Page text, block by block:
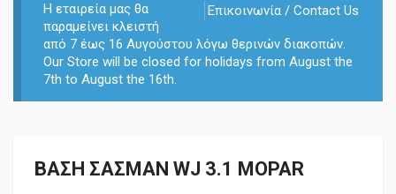
Επικοινωνία / Contact Us
Η εταιρεία μας θα
παραμείνει κλειστή
από 7 έως 16 Αυγούστου λόγω θερινών διακοπών.
Our Store will be closed for holidays from August the
7th to August the 16th.
ΒΑΣΗ ΣΑΣΜΑΝ WJ 3.1 MOPAR